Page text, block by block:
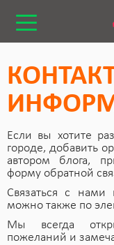
Если вы хотите
городе, добавить
автором блога,
форму обратной
Связаться с
можно также по
Мы всегда
пожеланий и